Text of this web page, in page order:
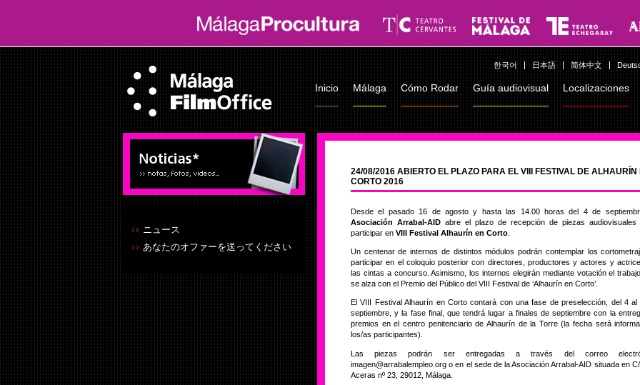
简体中文
日本語
한국어
Inicio Málaga Cómo Rodar Guía audiovisual Localizaciones
ニュース
あなたのオファーを送ってください
24/08/2016 ABIERTO EL PLAZO PARA EL VIII FESTIVAL DE ALHAURÍN
CORTO 2016
Desde el pasado 16 de agosto y hasta las 14.00 horas del 4 de
Asociación Arrabal-AID abre el plazo de recepción de piezas audiovisuales
participar en VIII Festival Alhaurín en Corto
Un centenar de internos de distintos módulos podrán contemplar los
participar en el coloquio posterior con directores, productores y actores y
las cintas a concurso. Asimismo, los internos elegirán mediante votación el
se alza con el Premio del Público del VIII Festival de ‘Alhaurín en Corto’.
El VIII Festival Alhaurín en Corto contará con una fase de preselección, del 4 al
septiembre, y la fase final, que tendrá lugar a finales de septiembre con la
premios en el centro penitenciario de Alhaurín de la Torre (la fecha será
los/as participantes).
Las piezas podrán ser entregadas a través del correo
imagen@arrabalempleo.org o en el sede de la Asociación Arrabal-AID situada en
Aceras nº 23, 29012, Málaga.